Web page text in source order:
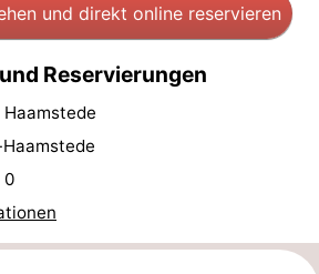
und direkt online reservieren
Reservierungen
Haamstede
0